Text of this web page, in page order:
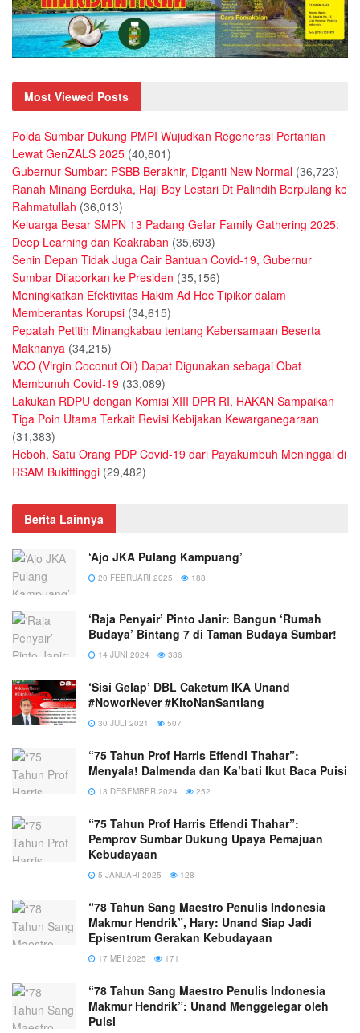
Most Viewed Posts
Polda Sumbar Dukung PMPI Wujudkan Regenerasi Pertanian
Lewat GenZALS 2025 (40,801)
Gubernur Sumbar: PSBB Berakhir, Diganti New Normal (36,723)
Ranah Minang Berduka, Haji Boy Lestari Dt Palindih Berpulang ke
Rahmatullah (36,013)
Keluarga Besar SMPN 13 Padang Gelar Family Gathering 2025:
Deep Learning dan Keakraban (35,693)
Senin Depan Tidak Juga Cair Bantuan Covid-19, Gubernur
Sumbar Dilaporkan ke Presiden (35,156)
Meningkatkan Efektivitas Hakim Ad Hoc Tipikor dalam
Memberantas Korupsi (34,615)
Pepatah Petitih Minangkabau tentang Kebersamaan Beserta
Maknanya (34,215)
VCO (Virgin Coconut Oil) Dapat Digunakan sebagai Obat
Membunuh Covid-19 (33,089)
Lakukan RDPU dengan Komisi XIII DPR RI, HAKAN Sampaikan
Tiga Poin Utama Terkait Revisi Kebijakan Kewarganegaraan
(31,383)
Heboh, Satu Orang PDP Covid-19 dari Payakumbuh Meninggal di
RSAM Bukittinggi (29,482)
Berita Lainnya
‘Ajo JKA Pulang Kampuang’
20 FEBRUARI 2025 188
‘Raja Penyair’ Pinto Janir: Bangun ‘Rumah
Budaya’ Bintang 7 di Taman Budaya Sumbar!
14 JUNI 2024 386
‘Sisi Gelap’ DBL Caketum IKA Unand
#NoworNever #KitoNanSantiang
30 JULI 2021 507
“75 Tahun Prof Harris Effendi Thahar”:
Menyala! Dalmenda dan Ka’bati Ikut Baca Puisi
13 DESEMBER 2024 252
“75 Tahun Prof Harris Effendi Thahar”:
Pemprov Sumbar Dukung Upaya Pemajuan
Kebudayaan
5 JANUARI 2025 128
“78 Tahun Sang Maestro Penulis Indonesia
Makmur Hendrik”, Hary: Unand Siap Jadi
Episentrum Gerakan Kebudayaan
17 MEI 2025 171
“78 Tahun Sang Maestro Penulis Indonesia
Makmur Hendrik”: Unand Menggelegar oleh
Puisi